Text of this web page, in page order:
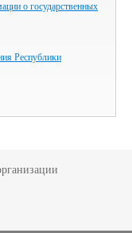
о государственных
Республики